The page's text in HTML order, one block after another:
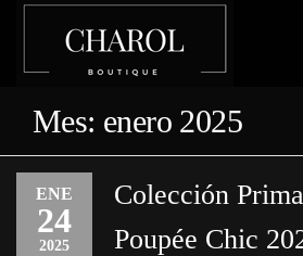
Mes: enero 2025
ENE
24
2025
Colección
Poupée Chic